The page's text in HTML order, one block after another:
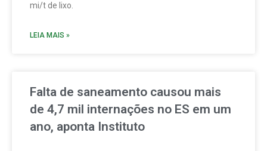
mi/t de lixo.
LEIA MAIS »
Falta de saneamento causou mais
de 4,7 mil internações no ES em um
ano, aponta Instituto